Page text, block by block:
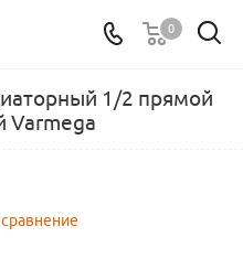
0
1/2 прямой
Varmega